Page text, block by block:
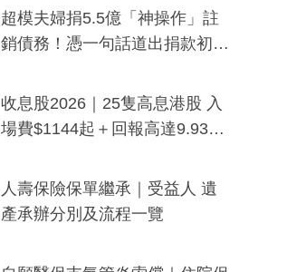
超模夫婦捐5.5億「神操作」註
銷債務！憑一句話道出捐款初
一度被誤當詐騙手段
收息股2026｜25隻高息港股 入
場費$1144起＋回報高達9.93
人壽保險保單繼承｜受益人 遺
產承辦分別及流程一覽